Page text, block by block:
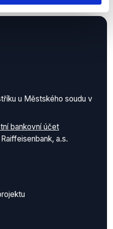
u Městského soudu v
bankovní účet
a.s.